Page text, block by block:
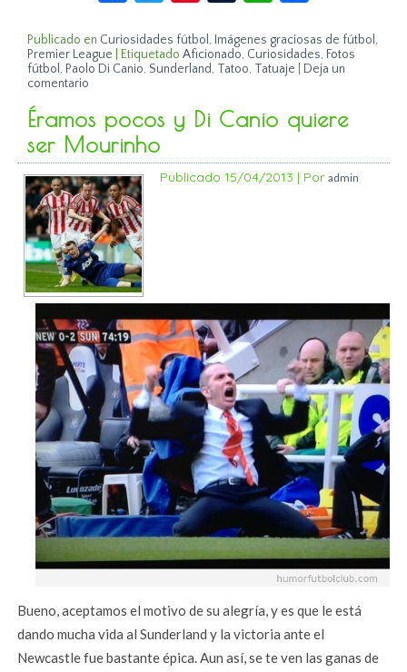
Publicado en Curiosidades fútbol , Imágenes graciosas de fútbol ,
Premier League
Etiquetado Aficionado, Curiosidades, Fotos
fútbol , Paolo Di Canio, Sunderland, Tatoo, Tatuaje
Deja un
comentario
Éramos pocos y Di Canio quiere
ser Mourinho
Publicado 15/04/2013 | Por admin
Bueno, aceptamos el motivo de su alegría, y es que le está
dando mucha vida al Sunderland y la victoria ante el
Newcastle fue bastante épica. Aun así, se te ven las ganas de